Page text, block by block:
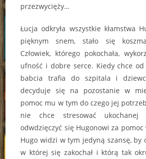
przezwycięży…
Łucja odkryła wszystkie kłamstwa
pięknym snem, stało się
Człowiek, którego pokochała,
ufność i dobre serce. Kiedy chce
babcia trafia do szpitala i
decyduje się na pozostanie w
pomoc mu w tym do czego jej
nie chce stresować ukochanej
odwdzięczyć się Hugonowi za
Hugo widzi w tym jedyną szansę, by
w której się zakochał i którą tak